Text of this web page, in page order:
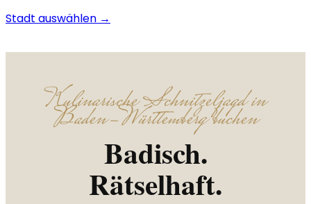
Stadt auswählen →
Kulinarische Schnitzeljagd in
Baden-Württemberg buchen
Badisch.
Rätselhaft.